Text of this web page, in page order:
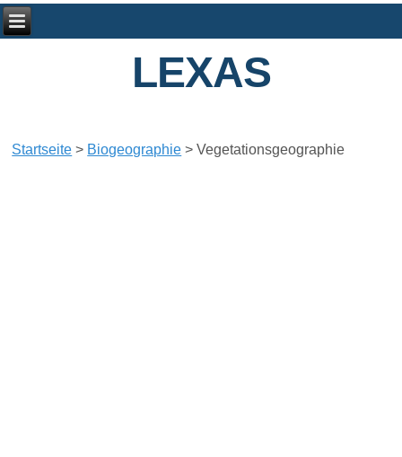
LEXAS
Startseite > Biogeographie >Vegetationsgeographie